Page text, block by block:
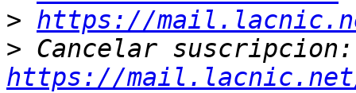
> https://
>
https://mail.lacnic.net/